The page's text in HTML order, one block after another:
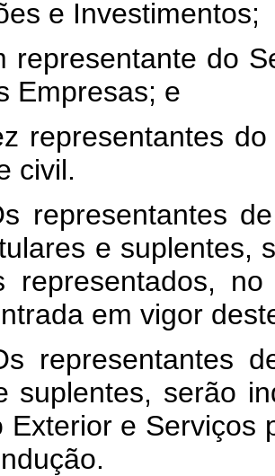
e Investimentos;
representante do
Empresas; e
representantes
civil.
representantes
e suplentes,
representados,
em vigor
representantes
suplentes, serão
Exterior e Serviços